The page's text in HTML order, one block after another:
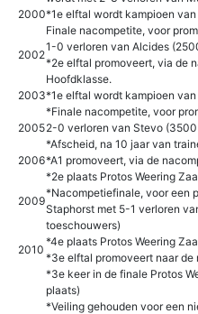
2000*1e elftal wordt kampioen
2002
Finale nacompetite, voor
1-0 verloren van Alcides
*2e elftal promoveert, via de
Hoofdklasse.
2003*1e elftal wordt kampioen
2005
*Finale nacompetite, voor
2-0 verloren van Stevo
*Afscheid, na 10 jaar van
2006*A1 promoveert, via de
2009
*2e plaats Protos Weering
*Nacompetiefinale, voor een
Staphorst met 5-1 verloren
toeschouwers)
2010
*4e plaats Protos Weering
*3e elftal promoveert naar de
*3e keer in de finale Protos
plaats)
*Veiling gehouden voor een